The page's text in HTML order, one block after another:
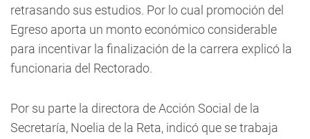
retrasando sus estudios. Por lo cual promoción del
Egreso aporta un monto económico considerable
para incentivar la finalización de la carrera explicó la
funcionaria del Rectorado.
Por su parte la directora de Acción Social de la
Secretaría, Noelia de la Reta, indicó que se trabaja